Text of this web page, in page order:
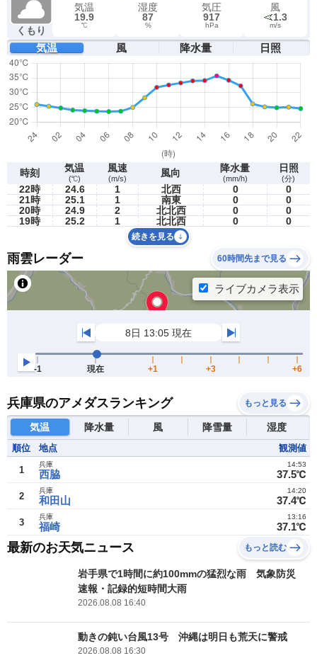
くもり
気温
19.9
℃
湿度
87
%
気圧
917
hPa
風
1.3
m/s
気温 風 降水量 日照
時刻 気温
(℃)
風速
(m/s) 風向 降水量
(mm/h)
日照
(分)
22時 24.6 1 北西 0
0
21時
25.1 1 南東 0
0
20時
24.9 2 北北西 0
0
19時
25.2 1 北北西 0 0
続きを見る
雨雲レーダー 60時間先まで見る
兵庫県のアメダスランキング もっと見る
気温 降水量 風 降雪量 湿度
順位 地点 観測値
1 西脇
兵庫
37.5℃
14:53
2 和田山
兵庫
37.4℃
14:20
3 福崎
兵庫
37.1℃
13:16
最新のお天気ニュース もっと読む
岩手県で1時間に約100mmの猛烈な雨 気象防災
速報・記録的短時間大雨
2026.08.08 16:40
動きの鈍い台風13号 沖縄は明日も荒天に警戒
2026.08.08 16:30